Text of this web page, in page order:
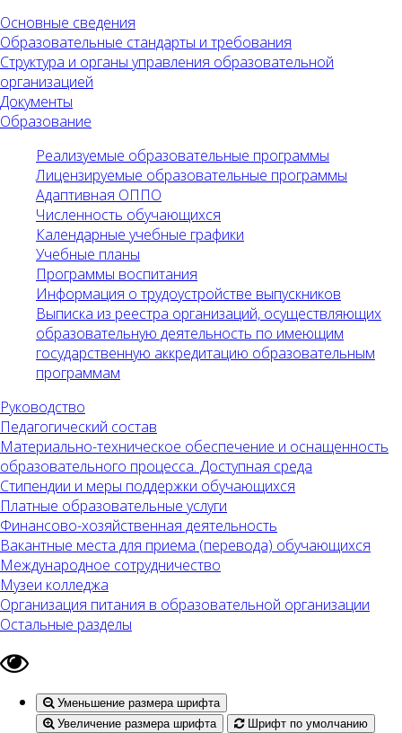
Основные сведения
Образовательные стандарты и требования
Структура и органы управления образовательной
организацией
Документы
Образование
Реализуемые образовательные программы
Лицензируемые образовательные программы
Адаптивная ОППО
Численность обучающихся
Календарные учебные графики
Учебные планы
Программы воспитания
Информация о трудоустройстве выпускников
Выписка из реестра организаций, осуществляющих
образовательную деятельность по имеющим
государственную аккредитацию образовательным
программам
Руководство
Педагогический состав
Материально-техническое обеспечение и оснащенность
образовательного процесса. Доступная среда
Стипендии и меры поддержки обучающихся
Платные образовательные услуги
Финансово-хозяйственная деятельность
Вакантные места для приема (перевода) обучающихся
Международное сотрудничество
Музеи колледжа
Организация питания в образовательной организации
Остальные разделы
Уменьшение размера шрифта
Увеличение размера шрифта
Шрифт по умолчанию